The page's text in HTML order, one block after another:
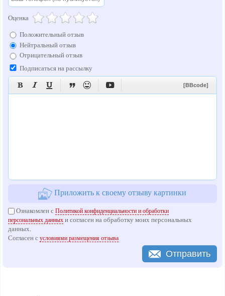
Оценка
Положительный отзыв
Нейтральный отзыв
Отрицательный отзыв
Подписаться на рассылку
      [BBcode]
Приложить к своему отзыву картинки
Ознакомлен сПолитикой конфиденциальности и обработки
персональных данных и согласен на обработку моих персональных
данных.
Согласен сусловиями размещения отзыва
Отправить